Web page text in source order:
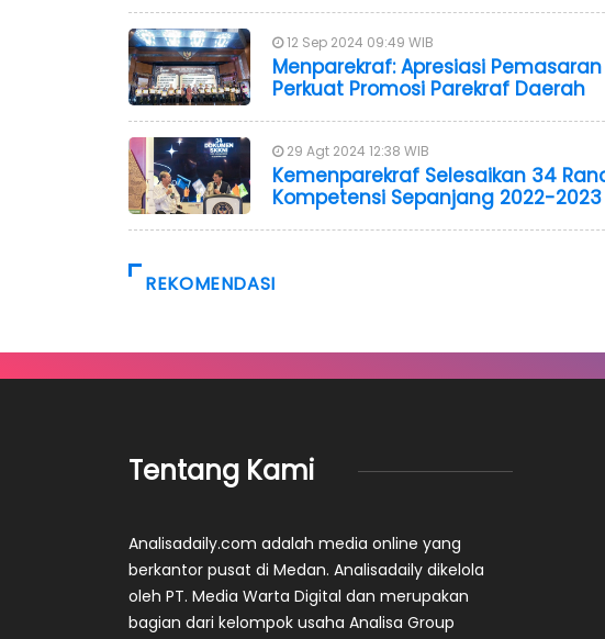
12 Sep 2024 09:49 WIB
Menparekraf: Apresiasi
Perkuat Promosi Parekraf Daerah
29 Agt 2024 12:38 WIB
Kemenparekraf Selesaikan 34
Kompetensi Sepanjang 2022-2023
REKOMENDASI
Tentang Kami
Analisadaily.com adalah media online yang
berkantor pusat di Medan. Analisadaily dikelola
oleh PT. Media Warta Digital dan merupakan
bagian dari kelompok usaha Analisa Group